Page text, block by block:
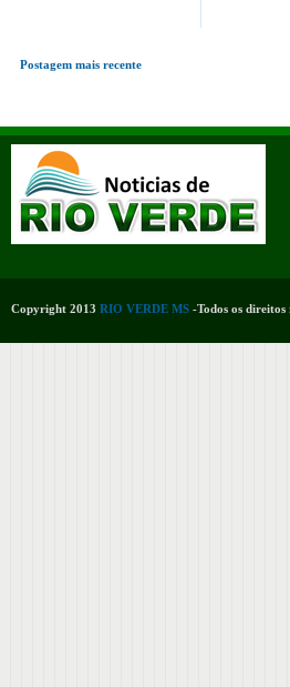
Postagem mais recente
Copyright 2013 RIO VERDE MS -Todos os direitos